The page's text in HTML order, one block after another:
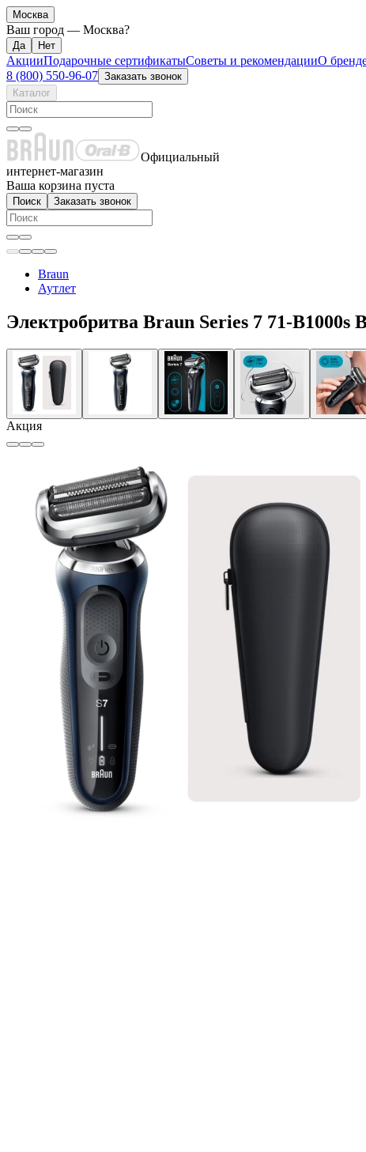
Москва
Ваш город — Москва?
АкцииПодарочные сертификатыСоветы и рекомендацииО
8 (800) 550-96-07 Заказать звонок
Каталог
Официальный
интернет-магазин
Ваша корзина пуста
Поиск Заказать звонок
Braun
Аутлет
Электробритва Braun Series 7 71-
Акция